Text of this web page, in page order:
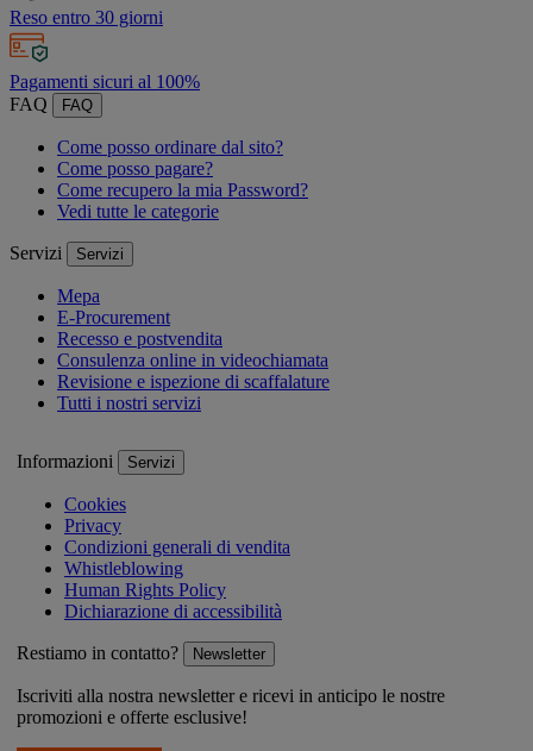
Reso entro 30 giorni
Pagamenti sicuri al 100%
FAQ
FAQ
Come posso ordinare dal sito?
Come posso pagare?
Come recupero la mia Password?
Vedi tutte le categorie
Servizi Servizi
Mepa
E-Procurement
Recesso e postvendita
Consulenza online in videochiamata
Revisione e ispezione di scaffalature
Tutti i nostri servizi
Informazioni Servizi
Cookies
Privacy
Condizioni generali di vendita
Whistleblowing
Human Rights Policy
Dichiarazione di accessibilità
Restiamo in contatto? Newsletter
Iscriviti alla nostra newsletter e ricevi in anticipo le nostre
promozioni e offerte esclusive!